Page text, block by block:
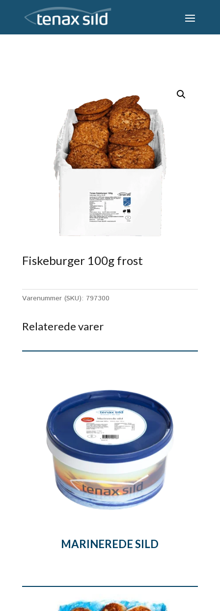
Fiskeburger 100g frost
Varenummer (SKU): 797300
Relaterede varer
MARINEREDE SILD